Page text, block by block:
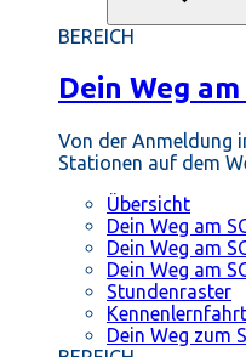
BEREICH
Dein Weg
Von der Anmeldung
Stationen auf dem
Übersicht
Dein Weg am
Dein Weg am
Dein Weg am
Stundenraster
Dein Weg zum